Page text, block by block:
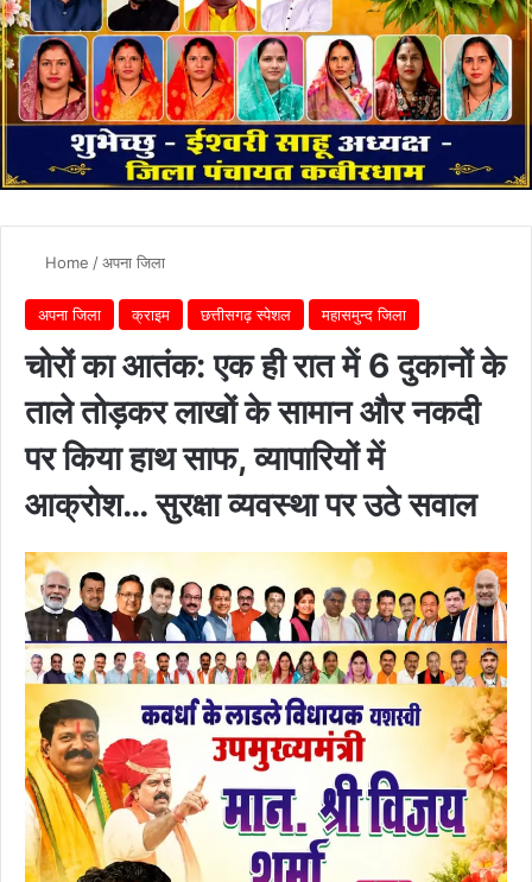
Home /अपना जिला
अपना जिला क्राइम छत्तीसगढ़ स्पेशल महासमुन्द जिला
चोरों का आतंक: एक ही रात में 6 दुकानों के
ताले तोड़कर लाखों के सामान और नकदी
पर किया हाथ साफ, व्यापारियों में
आक्रोश… सुरक्षा व्यवस्था पर उठे सवाल